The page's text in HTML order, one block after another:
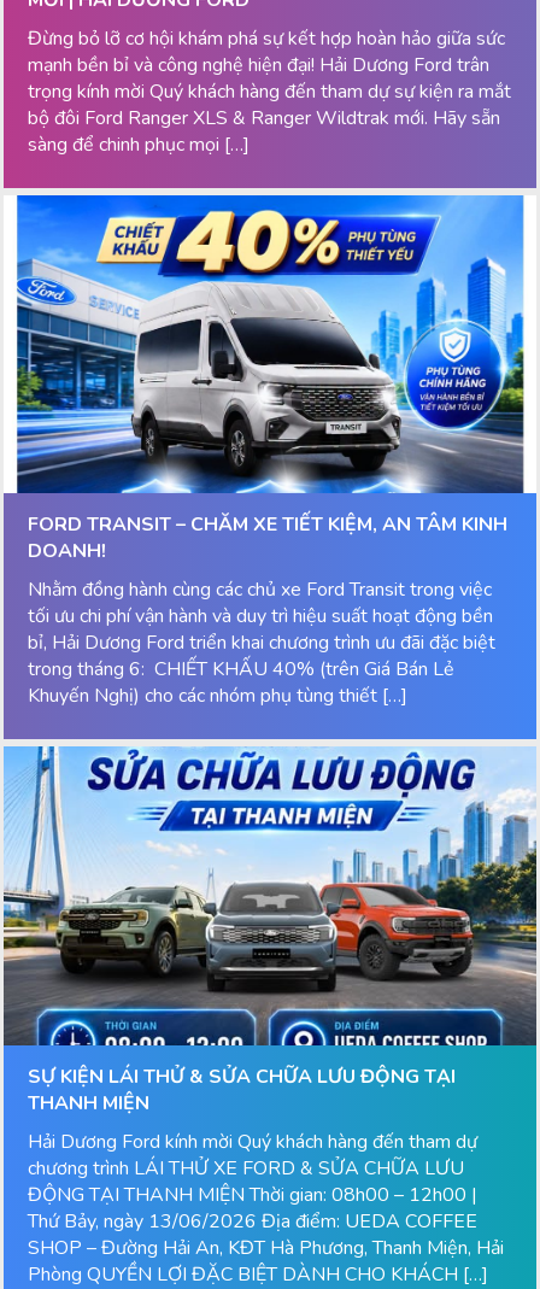
Đừng bỏ lỡ cơ hội khám phá sự kết hợp hoàn hảo giữa sức
mạnh bền bỉ và công nghệ hiện đại! Hải Dương Ford trân
trọng kính mời Quý khách hàng đến tham dự sự kiện ra mắt
bộ đôi Ford Ranger XLS & Ranger Wildtrak mới. Hãy sẵn
sàng để chinh phục mọi […]
FORD TRANSIT – CHĂM XE TIẾT KIỆM, AN TÂM KINH
DOANH!
Nhằm đồng hành cùng các chủ xe Ford Transit trong việc
tối ưu chi phí vận hành và duy trì hiệu suất hoạt động bền
bỉ, Hải Dương Ford triển khai chương trình ưu đãi đặc biệt
trong tháng 6: CHIẾT KHẤU 40% (trên Giá Bán Lẻ
Khuyến Nghị) cho các nhóm phụ tùng thiết […]
SỰ KIỆN LÁI THỬ & SỬA CHỮA LƯU ĐỘNG TẠI
THANH MIỆN
Hải Dương Ford kính mời Quý khách hàng đến tham dự
chương trình LÁI THỬ XE FORD & SỬA CHỮA LƯU
ĐỘNG TẠI THANH MIỆN Thời gian: 08h00 – 12h00 |
Thứ Bảy, ngày 13/06/2026 Địa điểm: UEDA COFFEE
SHOP – Đường Hải An, KĐT Hà Phương, Thanh Miện, Hải
Phòng QUYỀN LỢI ĐẶC BIỆT DÀNH CHO KHÁCH […]